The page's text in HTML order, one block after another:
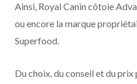
Ainsi, Royal Canin côtoie
ou encore la marque
Superfood.
Du choix, du conseil et du